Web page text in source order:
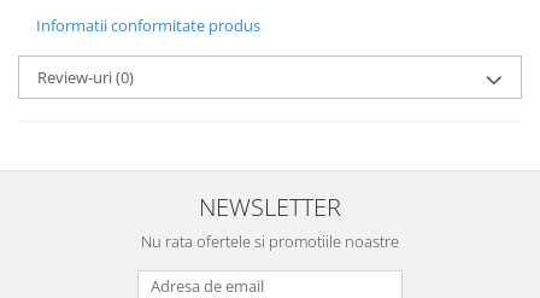
Informatii conformitate produs
Review-uri(0)
NEWSLETTER
Nu rata ofertele si promotiile noastre